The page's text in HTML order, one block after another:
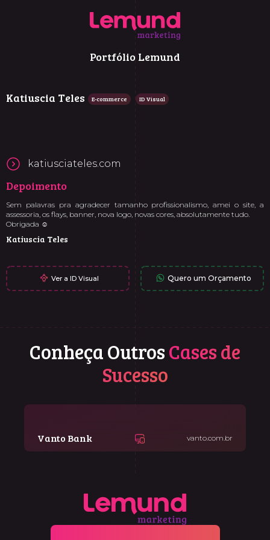
Portfólio Lemund
Katiuscia Teles E-commerce ID Visual
katiusciateles.com
Depoimento
Sem palavras pra agradecer tamanho profissionalismo, amei o site, a
assessoria, os flays, banner, nova logo, novas cores, absolutamente tudo.
Obrigada ☺️
Katiuscia Teles
Ver a ID Visual Quero um Orçamento
Conheça OutrosCases de
Sucesso
Vanto Bank vanto.com.br